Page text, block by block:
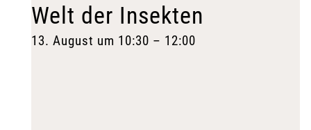
Welt der Insekten
13. August um 10:30 – 12:00